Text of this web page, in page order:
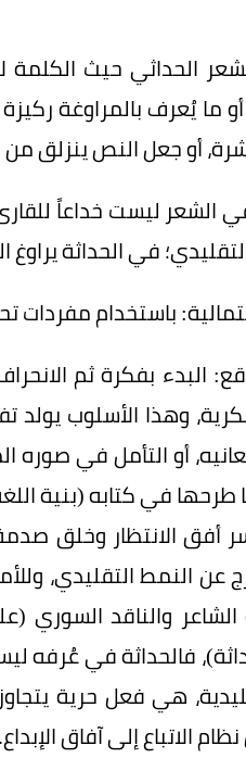
الحداثي حيث
أو ما يُعرف بالمراوغة
أو جعل النص ينزلق من
الشعر ليست خداعاً
في الحداثة يراوغ
البدء بفكرة ثم
وهذا الأسلوب يولد
أو التأمل في صوره
طرحها في كتابه (بنية
الانتظار وخلق
عن النمط التقليدي،
الشاعر والناقد
فالحداثة في عُرفه
هي فعل حرية
الاتباع إلى آفاق الإبداع.